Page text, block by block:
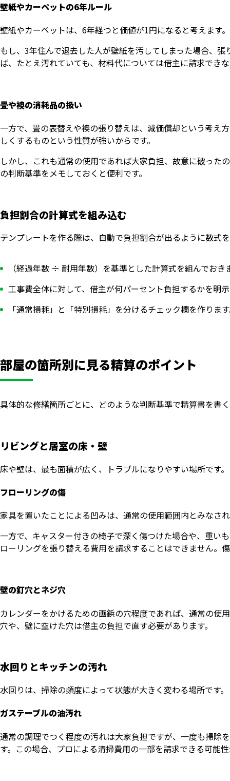
壁紙やカーペットの6年ルール
壁紙やカーペットは、6年経つと価値が1円になると考えます
もし、3年住んで退去した人が壁紙を汚してしまった場合、
ば、たとえ汚れていても、材料代については借主に請求でき
畳や襖の消耗品の扱い
一方で、畳の表替えや襖の張り替えは、減価償却という考え
しくするものという性質が強いからです。
しかし、これも通常の使用であれば大家負担、故意に破っ
の判断基準をメモしておくと便利です。
負担割合の計算式を組み込む
テンプレートを作る際は、自動で負担割合が出るように数式
（経過年数 ÷ 耐用年数）を基準とした計算式を組んでおき
工事費全体に対して、借主が何パーセント負担するかを明
「通常損耗」と「特別損耗」を分けるチェック欄を作りま
部屋の箇所別に見る精算のポイント
具体的な修繕箇所ごとに、どのような判断基準で精算書を書
リビングと居室の床・壁
床や壁は、最も面積が広く、トラブルになりやすい場所です。
フローリングの傷
家具を置いたことによる凹みは、通常の使用範囲内とみなさ
一方で、キャスター付きの椅子で深く傷つけた場合や、重い
ローリングを張り替える費用を請求することはできません。
壁の釘穴とネジ穴
カレンダーをかけるための画鋲の穴程度であれば、通常の使
穴や、壁に空けた穴は借主の負担で直す必要があります。
水回りとキッチンの汚れ
水回りは、掃除の頻度によって状態が大きく変わる場所です。
ガステーブルの油汚れ
通常の調理でつく程度の汚れは大家負担ですが、一度も掃除
す。この場合、プロによる清掃費用の一部を請求できる可能